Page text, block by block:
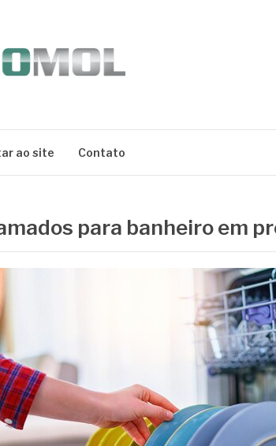
ao site Contato
para banheiro em